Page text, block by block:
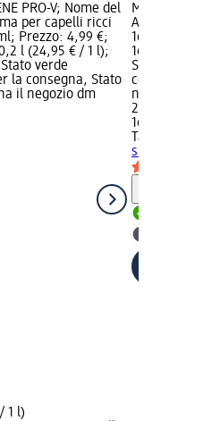
PRO-V; Nome del
per capelli ricci
Prezzo: 4,99 €;
l (24,95 € / 1 l);
verde
la consegna, Stato
il negozio dm
1 l)
Marca:
Assorbenti
16 pz;
16 pz (0,17
Stato
consegna,
negozio dm
2,79 €
16 pz (0,17
Tampax
super, 16 pz